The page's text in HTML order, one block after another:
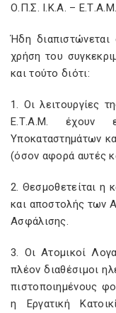
Ο.Π.Σ. Ι.Κ.Α. – Ε.Τ.Α.Μ.
Ήδη
χρήση του
και τούτο διότι:
1. Οι λειτουργίες
Ε.Τ.Α.Μ. έχουν
Υποκαταστημάτων
(όσον αφορά αυτές
2. Θεσμοθετείται η
και αποστολής των
Ασφάλισης.
3. Οι Ατομικοί
πλέον διαθέσιμοι
πιστοποιημένους
η Εργατική